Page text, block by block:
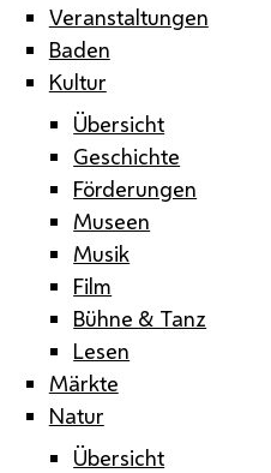
Veranstaltungen
Baden
Kultur
Übersicht
Geschichte
Förderungen
Museen
Musik
Film
Bühne & Tanz
Lesen
Märkte
Natur
Übersicht